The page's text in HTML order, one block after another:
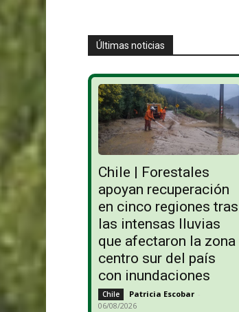
Últimas noticias
Chile | Forestales
apoyan recuperación
en cinco regiones tras
las intensas lluvias
que afectaron la zona
centro sur del país
con inundaciones
Chile Patricia Escobar -
06/08/2026